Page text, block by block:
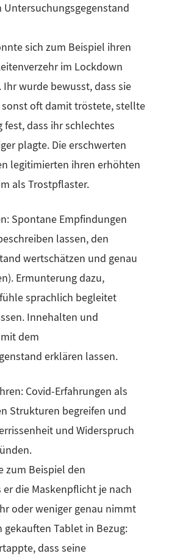
Untersuchungsgegenstand
sich zum Beispiel ihren
im Lockdown
wurde bewusst, dass sie
oft damit tröstete, stellte
fest, dass ihr schlechtes
plagte. Die erschwerten
legitimierten ihren erhöhten
als Trostpflaster.
Spontane Empfindungen
lassen, den
wertschätzen und genau
Ermunterung dazu,
sprachlich begleitet
Innehalten und
dem
erklären lassen.
Covid-Erfahrungen als
Strukturen begreifen und
und Widerspruch
zum Beispiel den
er die Maskenpflicht je nach
oder weniger genau nimmt
Tablet in Bezug:
dass seine